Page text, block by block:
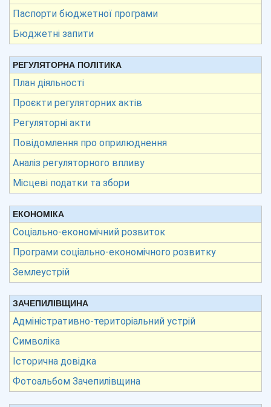
Паспорти бюджетної програми
Бюджетні запити
РЕГУЛЯТОРНА ПОЛІТИКА
План діяльності
Проєкти регуляторних актів
Регуляторні акти
Повідомлення про оприлюднення
Аналіз регуляторного впливу
Місцеві податки та збори
ЕКОНОМІКА
Соціально-економічний розвиток
Програми соціально-економічного розвитку
Землеустрій
ЗАЧЕПИЛІВЩИНА
Адміністративно-територіальний устрій
Символіка
Історична довідка
Фотоальбом Зачепилівщина